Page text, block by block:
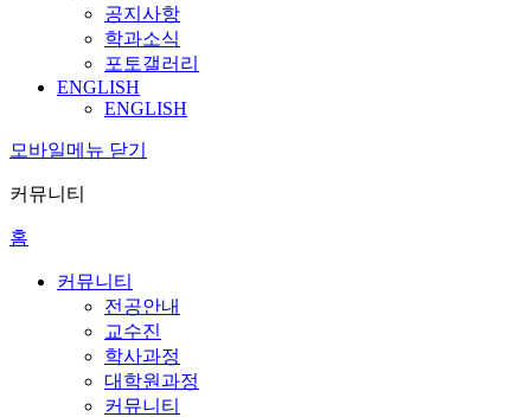
공지사항
학과소식
포토갤러리
ENGLISH
ENGLISH
모바일메뉴 닫기
커뮤니티
홈
커뮤니티
전공안내
교수진
학사과정
대학원과정
커뮤니티